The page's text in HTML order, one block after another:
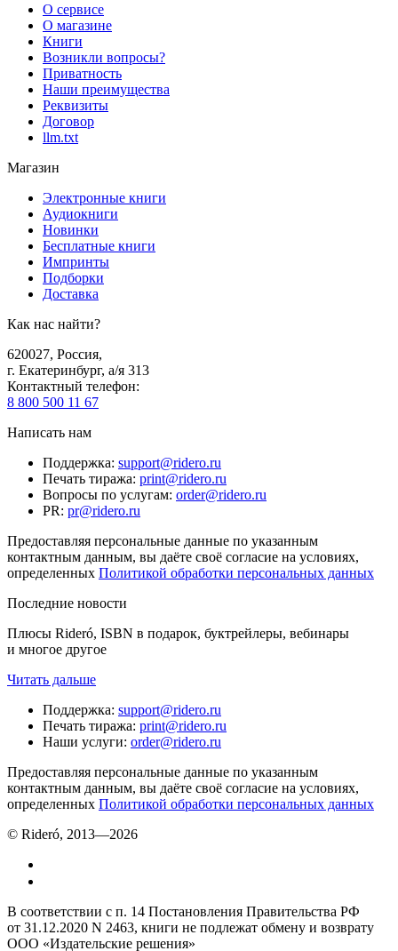
О сервисе
О магазине
Книги
Возникли вопросы?
Приватность
Наши преимущества
Реквизиты
Договор
llm.txt
Магазин
Электронные книги
Аудиокниги
Новинки
Бесплатные книги
Импринты
Подборки
Доставка
Как нас найти?
620027, Россия,
г. Екатеринбург, а/я 313
Контактный телефон:
8 800 500 11 67
Написать нам
Поддержка: support@ridero.ru
Печать тиража: print@ridero.ru
Вопросы по услугам: order@ridero.ru
PR: pr@ridero.ru
Предоставляя персональные данные по указанным
контактным данным, вы даёте своё согласие на условиях,
определенных Политикой обработки персональных данных
Последние новости
Плюсы Rideró, ISBN в подарок, буктрейлеры, вебинары
и многое другое
Читать дальше
Поддержка: support@ridero.ru
Печать тиража: print@ridero.ru
Наши услуги: order@ridero.ru
Предоставляя персональные данные по указанным
контактным данным, вы даёте своё согласие на условиях,
определенных Политикой обработки персональных данных
© Rideró, 2013—2026
В соответствии с п. 14 Постановления Правительства РФ
от 31.12.2020 N 2463, книги не подлежат обмену и возврату
ООО «Издательские решения»